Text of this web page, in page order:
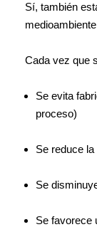
Sí, también
Cada vez que
Se evita
proceso)
Se reduce
Se
Se favorece